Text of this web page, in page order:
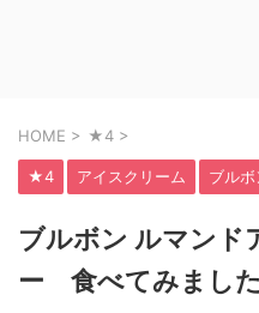
HOME > ★4 >
★4 アイスクリーム ブルボ
ブルボン ルマンド
ー 食べてみました